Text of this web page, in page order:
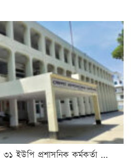
ইউপি প্রশাসনিক কর্মকর্তা ...